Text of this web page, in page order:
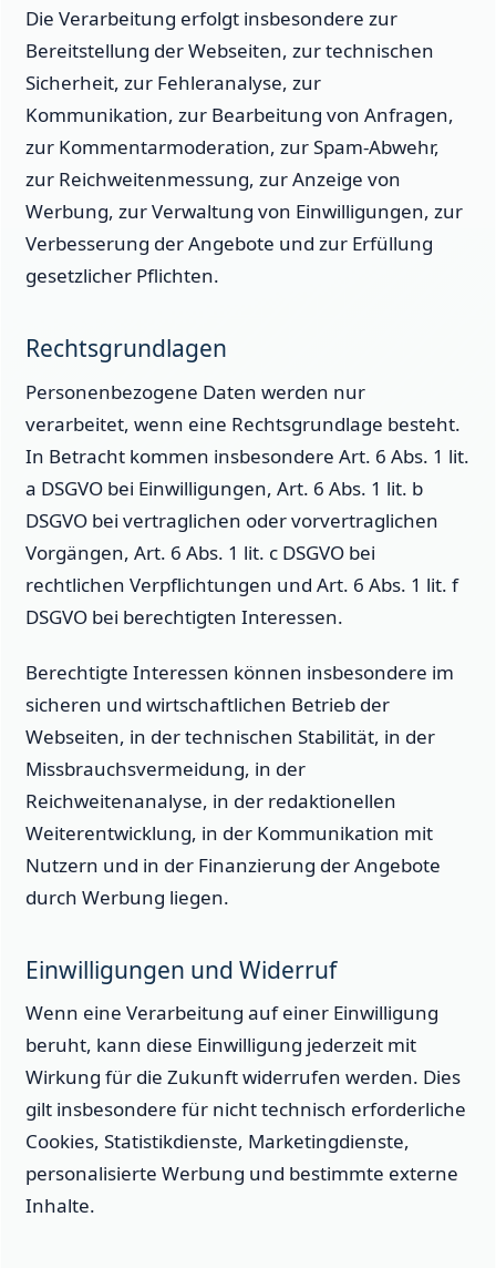
Die Verarbeitung erfolgt insbesondere zur
Bereitstellung der Webseiten, zur technischen
Sicherheit, zur Fehleranalyse, zur
Kommunikation, zur Bearbeitung von Anfragen,
zur Kommentarmoderation, zur Spam-Abwehr,
zur Reichweitenmessung, zur Anzeige von
Werbung, zur Verwaltung von Einwilligungen, zur
Verbesserung der Angebote und zur Erfüllung
gesetzlicher Pflichten.
Rechtsgrundlagen
Personenbezogene Daten werden nur
verarbeitet, wenn eine Rechtsgrundlage besteht.
In Betracht kommen insbesondere Art. 6 Abs. 1 lit.
a DSGVO bei Einwilligungen, Art. 6 Abs. 1 lit. b
DSGVO bei vertraglichen oder vorvertraglichen
Vorgängen, Art. 6 Abs. 1 lit. c DSGVO bei
rechtlichen Verpflichtungen und Art. 6 Abs. 1 lit. f
DSGVO bei berechtigten Interessen.
Berechtigte Interessen können insbesondere im
sicheren und wirtschaftlichen Betrieb der
Webseiten, in der technischen Stabilität, in der
Missbrauchsvermeidung, in der
Reichweitenanalyse, in der redaktionellen
Weiterentwicklung, in der Kommunikation mit
Nutzern und in der Finanzierung der Angebote
durch Werbung liegen.
Einwilligungen und Widerruf
Wenn eine Verarbeitung auf einer Einwilligung
beruht, kann diese Einwilligung jederzeit mit
Wirkung für die Zukunft widerrufen werden. Dies
gilt insbesondere für nicht technisch erforderliche
Cookies, Statistikdienste, Marketingdienste,
personalisierte Werbung und bestimmte externe
Inhalte.